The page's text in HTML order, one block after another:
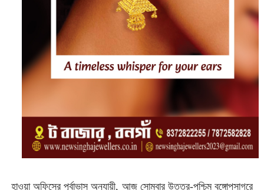
হাওয়া অফিসের পূর্বাভাস অনুযায়ী, আজ সোমবার উত্তর-পশ্চিম বঙ্গোপসাগরে